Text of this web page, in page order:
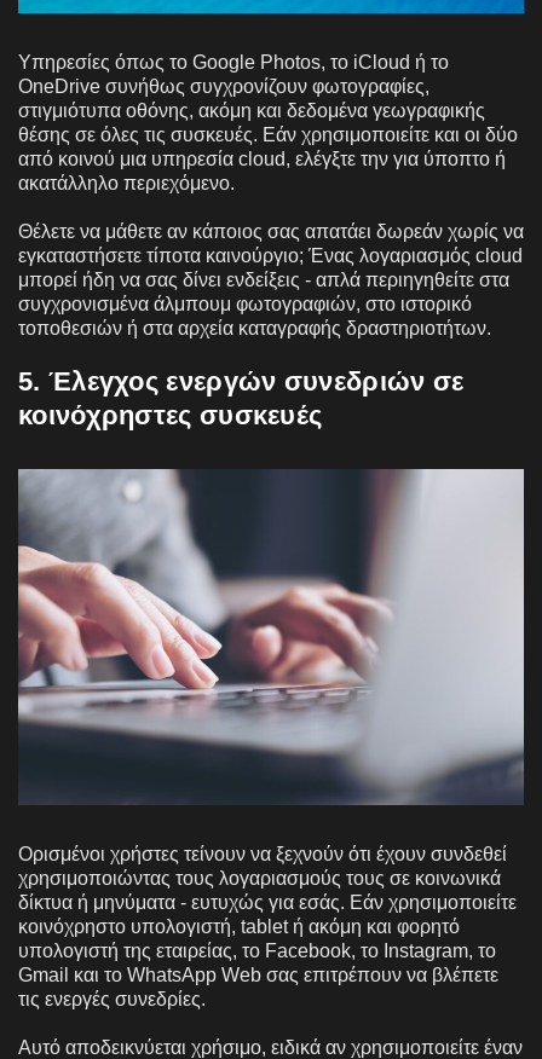
Υπηρεσίες όπως το Google Photos, το iCloud ή το
OneDrive συνήθως συγχρονίζουν φωτογραφίες,
στιγμιότυπα οθόνης, ακόμη και δεδομένα γεωγραφικής
θέσης σε όλες τις συσκευές. Εάν χρησιμοποιείτε και οι δύο
από κοινού μια υπηρεσία cloud, ελέγξτε την για ύποπτο ή
ακατάλληλο περιεχόμενο.
Θέλετε να μάθετε αν κάποιος σας απατάει δωρεάν χωρίς να
εγκαταστήσετε τίποτα καινούργιο; Ένας λογαριασμός cloud
μπορεί ήδη να σας δίνει ενδείξεις - απλά περιηγηθείτε στα
συγχρονισμένα άλμπουμ φωτογραφιών, στο ιστορικό
τοποθεσιών ή στα αρχεία καταγραφής δραστηριοτήτων.
5. Έλεγχος ενεργών συνεδριών σε
κοινόχρηστες συσκευές
Ορισμένοι χρήστες τείνουν να ξεχνούν ότι έχουν συνδεθεί
χρησιμοποιώντας τους λογαριασμούς τους σε κοινωνικά
δίκτυα ή μηνύματα - ευτυχώς για εσάς. Εάν χρησιμοποιείτε
κοινόχρηστο υπολογιστή, tablet ή ακόμη και φορητό
υπολογιστή της εταιρείας, το Facebook, το Instagram, το
Gmail και το WhatsApp Web σας επιτρέπουν να βλέπετε
τις ενεργές συνεδρίες.
Αυτό αποδεικνύεται χρήσιμο, ειδικά αν χρησιμοποιείτε έναν